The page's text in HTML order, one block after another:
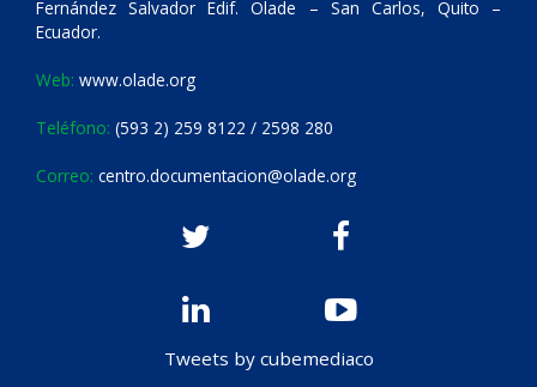
Fernández Salvador Edif. Olade – San Carlos, Quito –
Ecuador.
Web: www.olade.org
Teléfono: (593 2) 259 8122 / 2598 280
Correo: centro.documentacion@olade.org
Tweets by cubemediaco